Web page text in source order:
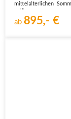
mittelalterlichen
ab 895,- €